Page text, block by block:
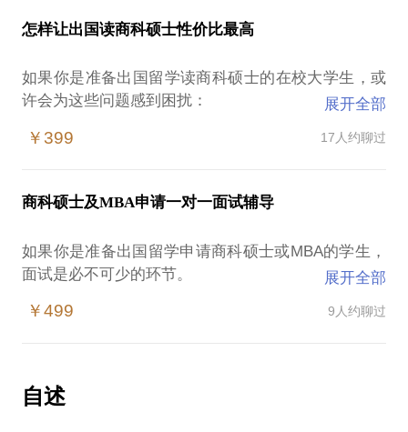
怎样让出国读商科硕士性价比最高
如果你是准备出国留学读商科硕士的在校大学生，或
许会为这些问题感到困扰：
不了解国外不同项目的学校开设情况；
帮助的实习；
海外经历到底有没有用，交换交流几万块钱要不要
除了把GPA、TOEFL/IELTS和GMAT/GRE刷高我还能
做些什么；
排名和地理位置到底哪个更重要；
我愿意与你分享的内容包括：
展开全部
￥399 17人约聊过
商科硕士及MBA申请一对一面试辅导
如果你是准备出国留学申请商科硕士或MBA的学生，
面试是必不可少的环节。
请经验与你头脑风暴如何将自己的背景充分发挥来回
Self introduction?
What are your career goals?
展开全部
￥499 9人约聊过
自述